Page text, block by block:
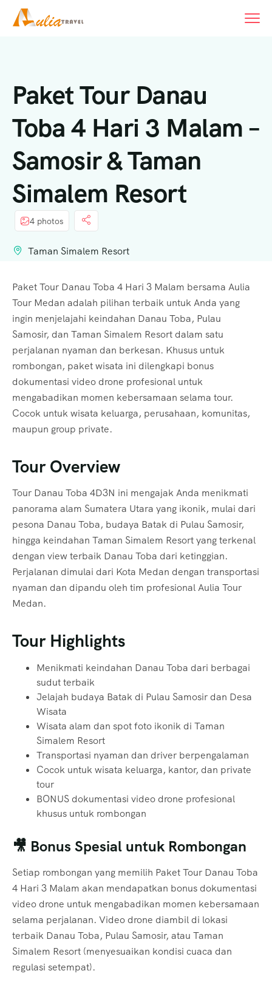
Paket Tour Danau
Toba 4 Hari 3 Malam –
Samosir & Taman
Simalem Resort
4 photos
Taman Simalem Resort
Paket Tour Danau Toba 4 Hari 3 Malam bersama Aulia
Tour Medan adalah pilihan terbaik untuk Anda yang
ingin menjelajahi keindahan Danau Toba, Pulau
Samosir, dan Taman Simalem Resort dalam satu
perjalanan nyaman dan berkesan. Khusus untuk
rombongan, paket wisata ini dilengkapi bonus
dokumentasi video drone profesional untuk
mengabadikan momen kebersamaan selama tour.
Cocok untuk wisata keluarga, perusahaan, komunitas,
maupun group private.
Tour Overview
Tour Danau Toba 4D3N ini mengajak Anda menikmati
panorama alam Sumatera Utara yang ikonik, mulai dari
pesona Danau Toba, budaya Batak di Pulau Samosir,
hingga keindahan Taman Simalem Resort yang terkenal
dengan view terbaik Danau Toba dari ketinggian.
Perjalanan dimulai dari Kota Medan dengan transportasi
nyaman dan dipandu oleh tim profesional Aulia Tour
Medan.
Tour Highlights
Menikmati keindahan Danau Toba dari berbagai
sudut terbaik
Jelajah budaya Batak di Pulau Samosir dan Desa
Wisata
Wisata alam dan spot foto ikonik di Taman
Simalem Resort
Transportasi nyaman dan driver berpengalaman
Cocok untuk wisata keluarga, kantor, dan private
tour
BONUS dokumentasi video drone profesional
khusus untuk rombongan
🎥 Bonus Spesial untuk Rombongan
Setiap rombongan yang memilih Paket Tour Danau Toba
4 Hari 3 Malam akan mendapatkan bonus dokumentasi
video drone untuk mengabadikan momen kebersamaan
selama perjalanan. Video drone diambil di lokasi
terbaik Danau Toba, Pulau Samosir, atau Taman
Simalem Resort (menyesuaikan kondisi cuaca dan
regulasi setempat).